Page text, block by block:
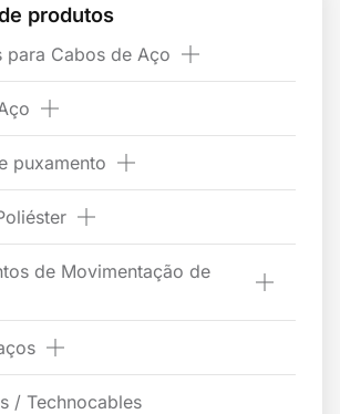
produtos
para Cabos de Aço
puxamento
de Movimentação de
/ Technocables